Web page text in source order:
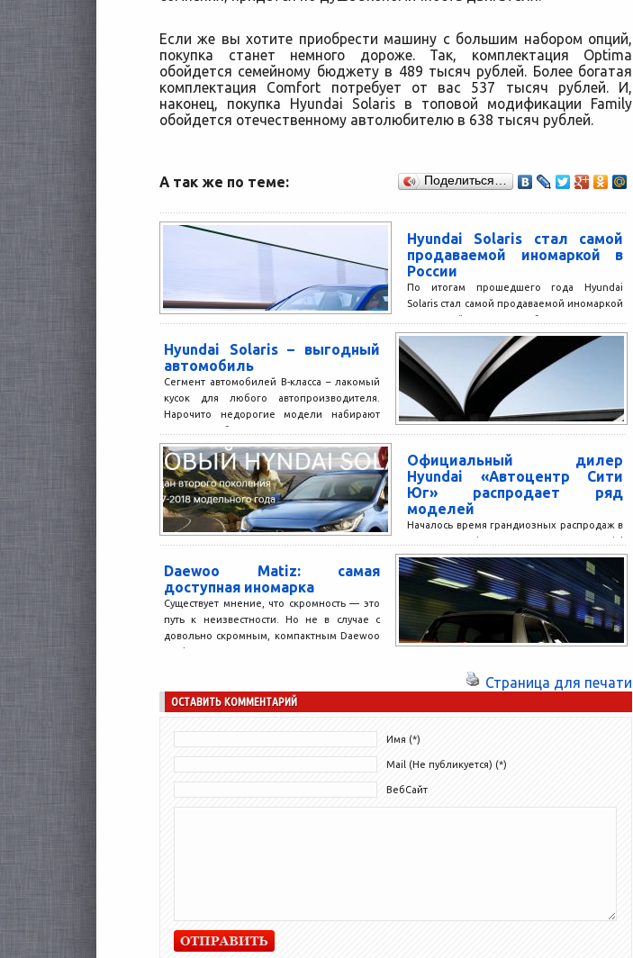
Если же вы хотите приобрести машину с большим набором опций,
покупка станет немного дороже. Так, комплектация Optima
обойдется семейному бюджету в 489 тысяч рублей. Более богатая
комплектация Comfort потребует от вас 537 тысяч рублей. И,
наконец, покупка Hyundai Solaris в топовой модификации Family
обойдется отечественному автолюбителю в 638 тысяч рублей.
А так же по теме: Поделиться…
Hyundai Solaris стал самой
продаваемой иномаркой в
России
По итогам прошедшего года Hyundai
Solaris стал самой продаваемой иномаркой
на российском автомобильном рынке.
Согласно официальным данным, в 2011
году...
Hyundai Solaris – выгодный
автомобиль
Сегмент автомобилей B-класса – лакомый
кусок для любого автопроизводителя.
Нарочито недорогие модели набирают
всю большую популярность.
Автомобильные марки один за...
Официальный дилер
Hyundai «Автоцентр Сити
Юг» распродает ряд
моделей
Началось время грандиозных распродаж в
автосалоне официального дилера Hyundai
«Автоцентр Сити Юг»! В период
нестабильного курса рубля необходимость
правильных долгосрочных...
Daewoo Matiz: самая
доступная иномарка
Существует мнение, что скромность — это
путь к неизвестности. Но не в случае с
довольно скромным, компактным Daewoo
Matiz. Во...
Страница для печати
ОСТАВИТЬ КОММЕНТАРИЙ
Имя (*)
Mail (Не публикуется) (*)
ВебСайт